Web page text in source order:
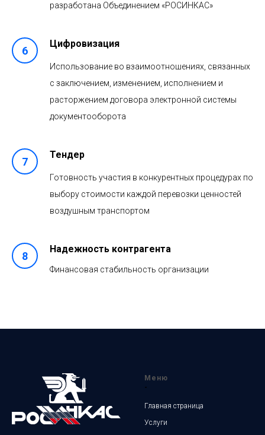
разработана Объединением «РОСИНКАС»
Цифровизация
Использование во взаимоотношениях, связанных
с заключением, изменением, исполнением и
расторжением договора электронной системы
документооборота
Тендер
Готовность участия в конкурентных процедурах по
выбору стоимости каждой перевозки ценностей
воздушным транспортом
Надежность контрагента
Финансовая стабильность организации
Меню
-
Главная страница
Услуги